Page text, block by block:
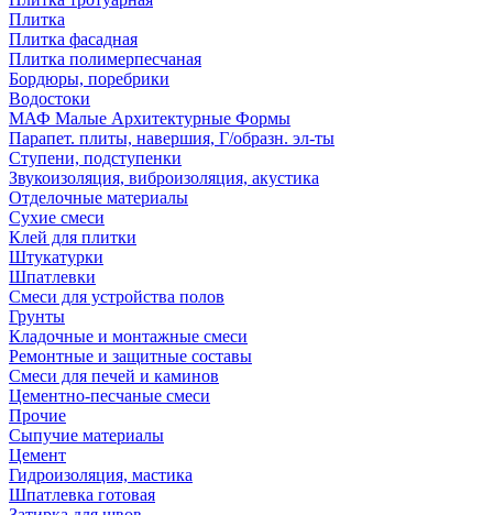
Плитка
Плитка фасадная
Плитка полимерпесчаная
Бордюры, поребрики
Водостоки
МАФ Малые Архитектурные Формы
Парапет. плиты, навершия, Г/образн. эл-ты
Ступени, подступенки
Звукоизоляция, виброизоляция, акустика
Отделочные материалы
Сухие смеси
Клей для плитки
Штукатурки
Шпатлевки
Смеси для устройства полов
Грунты
Кладочные и монтажные смеси
Ремонтные и защитные составы
Смеси для печей и каминов
Цементно-песчаные смеси
Прочие
Сыпучие материалы
Цемент
Гидроизоляция, мастика
Шпатлевка готовая